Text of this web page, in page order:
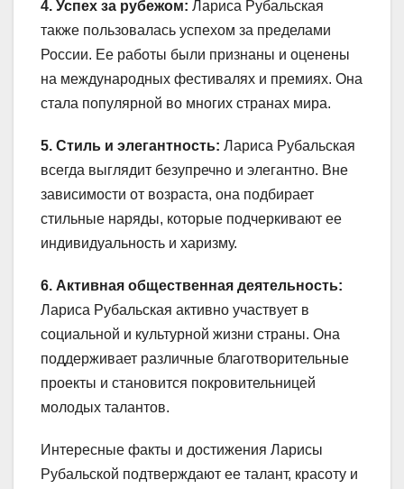
4. Успех за рубежом: Лариса Рубальская
также пользовалась успехом за пределами
России. Ее работы были признаны и оценены
на международных фестивалях и премиях. Она
стала популярной во многих странах мира.
5. Стиль и элегантность: Лариса Рубальская
всегда выглядит безупречно и элегантно. Вне
зависимости от возраста, она подбирает
стильные наряды, которые подчеркивают ее
индивидуальность и харизму.
6. Активная общественная деятельность:
Лариса Рубальская активно участвует в
социальной и культурной жизни страны. Она
поддерживает различные благотворительные
проекты и становится покровительницей
молодых талантов.
Интересные факты и достижения Ларисы
Рубальской подтверждают ее талант, красоту и